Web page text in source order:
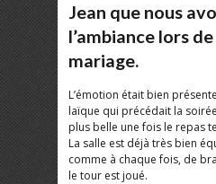
Jean que nous
l’ambiance lors
mariage.
L’émotion était bien
laïque qui précédait la
plus belle une fois le repas
La salle est déjà très bien
comme à chaque fois, de
le tour est joué.